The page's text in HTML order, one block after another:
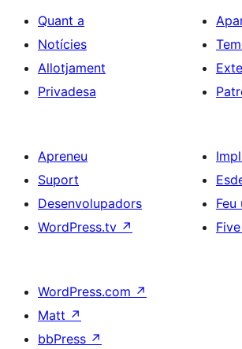
Quant a
Notícies
Allotjament
Privadesa
Apreneu
Suport
Desenvolupadors
WordPress.tv ↗
Feu
WordPress.com ↗
Matt ↗
bbPress ↗